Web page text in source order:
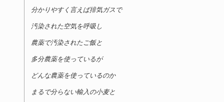
分かりやすく言えば排気ガスで
汚染された空気を呼吸し
農薬で汚染されたご飯と
多分農薬を使っているが
どんな農薬を使っているのか
まるで分らない輸入の小麦と